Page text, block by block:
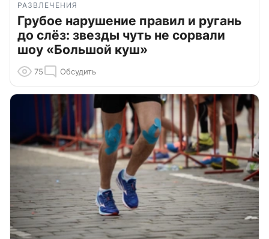
РАЗВЛЕЧЕНИЯ
Грубое нарушение правил и ругань
до слёз: звезды чуть не сорвали
шоу «Большой куш»
75 Обсудить